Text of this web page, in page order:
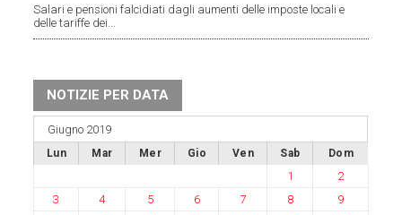
Salari e pensioni falcidiati dagli aumenti delle imposte locali e
delle tariffe dei...
NOTIZIE PER DATA
Giugno 2019
Lun Mar Mer Gio Ven Sab Dom
1
2
3
4 5 6 7 8
9